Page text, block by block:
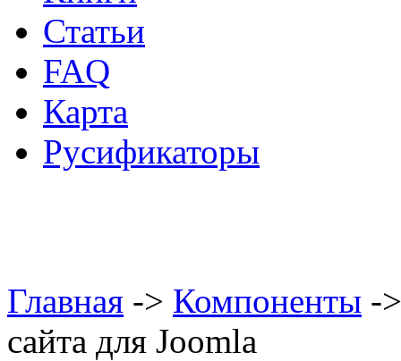
Статьи
FAQ
Карта
Русификаторы
Главная -> Компоненты -
сайта для Joomla